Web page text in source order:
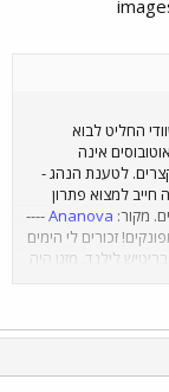
החליט לבוא
אינה
לטענת הנהג -
חייב למצוא פתרון
מקור: Ananova
----
זכורים לי הימים
לילנד. מזגן היה